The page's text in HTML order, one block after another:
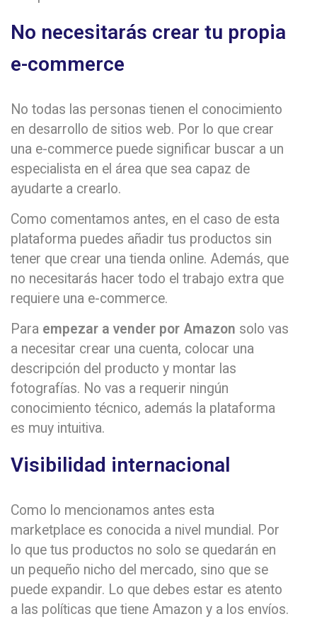
No necesitarás crear tu propia
e-commerce
No todas las personas tienen el conocimiento
en desarrollo de sitios web. Por lo que crear
una e-commerce puede significar buscar a un
especialista en el área que sea capaz de
ayudarte a crearlo.
Como comentamos antes, en el caso de esta
plataforma puedes añadir tus productos sin
tener que crear una tienda online. Además, que
no necesitarás hacer todo el trabajo extra que
requiere una e-commerce.
Para empezar a vender por Amazon solo vas
a necesitar crear una cuenta, colocar una
descripción del producto y montar las
fotografías. No vas a requerir ningún
conocimiento técnico, además la plataforma
es muy intuitiva.
Visibilidad internacional
Como lo mencionamos antes esta
marketplace es conocida a nivel mundial. Por
lo que tus productos no solo se quedarán en
un pequeño nicho del mercado, sino que se
puede expandir. Lo que debes estar es atento
a las políticas que tiene Amazon y a los envíos.